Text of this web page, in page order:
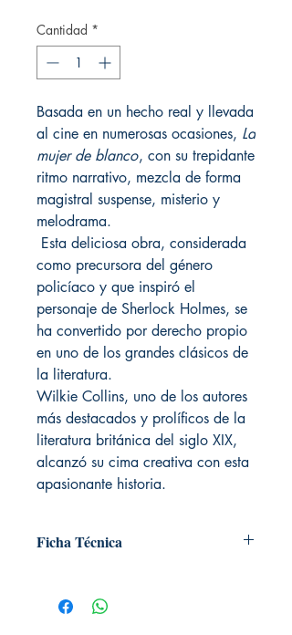
Cantidad *
Basada en un hecho real y llevada
al cine en numerosas ocasiones, La
mujer de blanco, con su trepidante
ritmo narrativo, mezcla de forma
magistral suspense, misterio y
melodrama.
Esta deliciosa obra, considerada
como precursora del género
policíaco y que inspiró el
personaje de Sherlock Holmes, se
ha convertido por derecho propio
en uno de los grandes clásicos de
la literatura.
Wilkie Collins, uno de los autores
más destacados y prolíficos de la
literatura británica del siglo XIX,
alcanzó su cima creativa con esta
apasionante historia.
Ficha Técnica
Editorial: Alma Editorial
Idioma: Castellano